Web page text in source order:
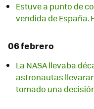
Estuve a punto de
vendida de España.
06 febrero
La NASA llevaba
astronautas
tomado una